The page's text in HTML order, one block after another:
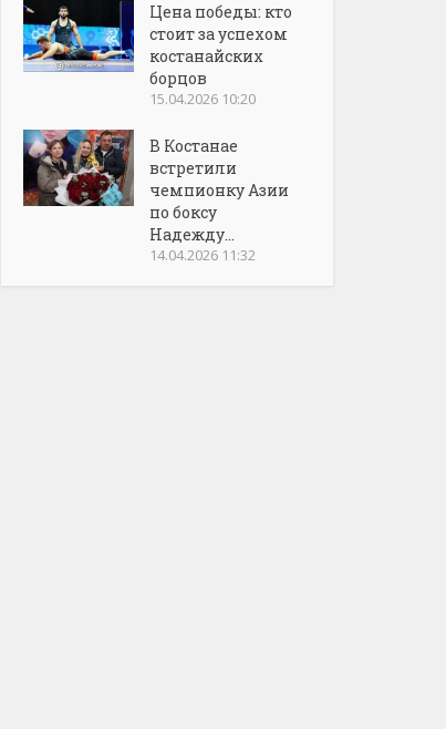
Цена победы: кто
стоит за успехом
костанайских
борцов
15.04.2026 10:20
В Костанае
встретили
чемпионку Азии
по боксу
Надежду...
14.04.2026 11:32